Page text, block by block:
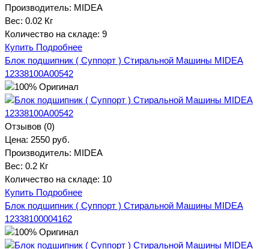
Производитель: MIDEA
Вес: 0.02 Кг
Количество на складе: 9
Купить Подробнее
Блок подшипник ( Суппорт ) Стиральной Машины MIDEA
12338100A00542
Отзывов (0)
Цена: 2550 руб.
Производитель: MIDEA
Вес: 0.2 Кг
Количество на складе: 10
Купить Подробнее
Блок подшипник ( Суппорт ) Стиральной Машины MIDEA
12338100004162